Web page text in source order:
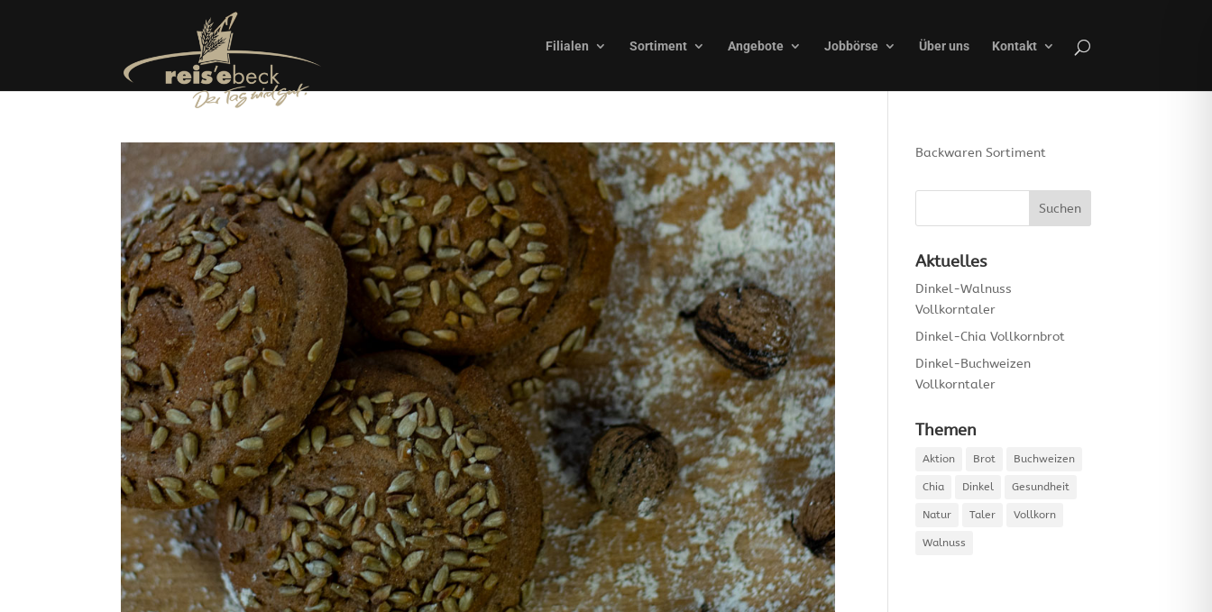
Filialen Sortiment Angebote Jobbörse Über uns Kontakt
Backwaren Sortiment
Aktuelles
Dinkel-Walnuss
Vollkorntaler
Dinkel-Chia Vollkornbrot
Dinkel-Buchweizen
Vollkorntaler
Themen
Aktion Brot Buchweizen
Chia Dinkel Gesundheit
Natur Taler Vollkorn
Walnuss